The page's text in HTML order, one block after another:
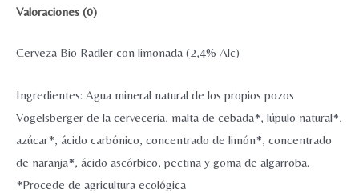
LIMON)
Valoraciones (0)
Cerveza Bio Radler con limonada (2,4% Alc)
Ingredientes: Agua mineral natural de los propios pozos
Vogelsberger de la cervecería, malta de cebada*, lúpulo natural*,
azúcar*, ácido carbónico, concentrado de limón*, concentrado
de naranja*, ácido ascórbico, pectina y goma de algarroba.
*Procede de agricultura ecológica